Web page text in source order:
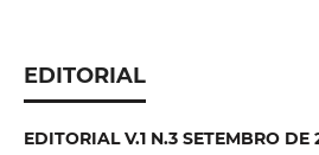
EDITORIAL
EDITORIAL V.1 N.3 SETEMBRO DE